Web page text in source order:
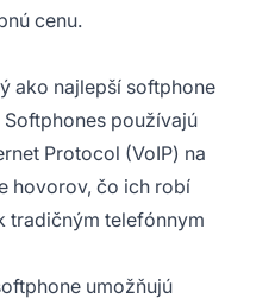
cenu.
ako najlepší softphone
používajú
Protocol (VoIP) na
hovorov, čo ich robí
tradičným telefónnym
umožňujú